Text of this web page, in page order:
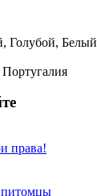
Голубой, Белый
права!